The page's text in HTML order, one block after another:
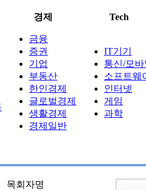
경제 Tech
금융
증권
기업
부동산
한인경제
글로벌경제
생활경제
경제일반
IT기기
통신/모
소프트웨
인터넷
게임
과학
목회자명